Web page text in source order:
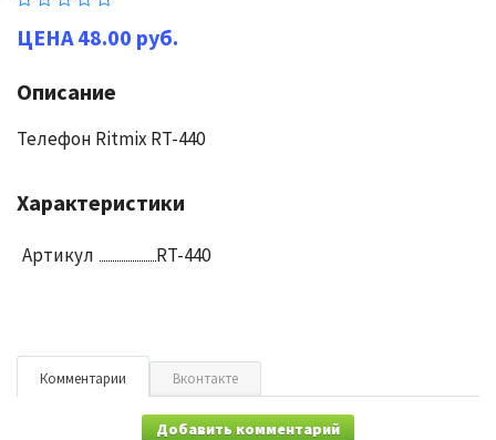
48.00 руб.
Описание
Телефон Ritmix RT-440
Характеристики
Артикул RT-440
Комментарии Вконтакте
Добавить комментарий